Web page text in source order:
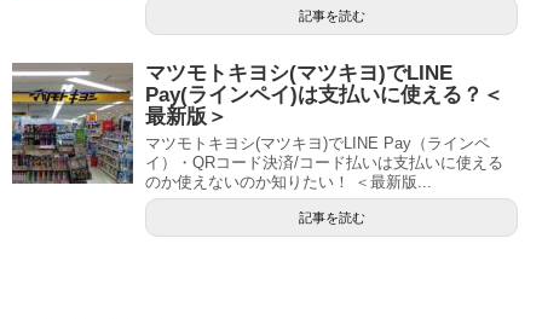
記事を読む
マツモトキヨシ(マツキヨ)でLINE
Pay(ラインペイ)は支払いに使える？＜
最新版＞
マツモトキヨシ(マツキヨ)でLINE Pay（ラインペ
イ）・QRコード決済/コード払いは支払いに使える
のか使えないのか知りたい！ ＜最新版...
記事を読む